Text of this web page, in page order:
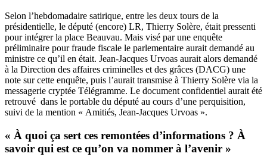
Selon l’hebdomadaire satirique, entre les deux tours de la
présidentielle, le député (encore) LR, Thierry Solère, était pressenti
pour intégrer la place Beauvau. Mais visé par une enquête
préliminaire pour fraude fiscale le parlementaire aurait demandé au
ministre ce qu’il en était. Jean-Jacques Urvoas aurait alors demandé
à la Direction des affaires criminelles et des grâces (DACG) une
note sur cette enquête, puis l’aurait transmise à Thierry Solère via la
messagerie cryptée Télégramme. Le document confidentiel aurait été
retrouvé dans le portable du député au cours d’une perquisition,
suivi de la mention « Amitiés, Jean-Jacques Urvoas ».
« À quoi ça sert ces remontées d’informations ? À
savoir qui est ce qu’on va nommer à l’avenir »